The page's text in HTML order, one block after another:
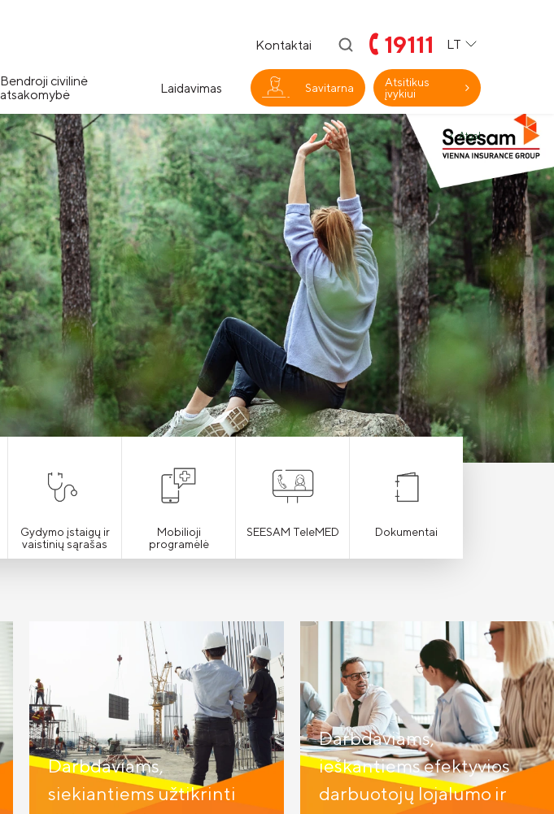
Kontaktai 19111 LT
Bendroji civilinė
atsakomybė
Laidavimas Savitarna
Atsitikus
įvykiui
Atgal
Gydymo įstaigų ir
vaistinių sąrašas
Mobilioji
programėlė
SEESAM TeleMED Dokumentai
Darbdaviams,
siekiantiems užtikrinti
Darbdaviams,
ieškantiems efektyvios
darbuotojų lojalumo ir